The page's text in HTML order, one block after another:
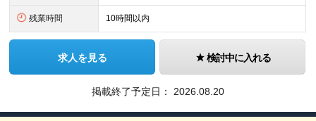
残業時間 10時間以内
求人を見る 検討中に入れる
掲載終了予定日： 2026.08.20